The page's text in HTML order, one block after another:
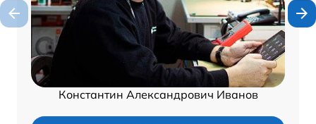
Константин Александрович Иванов